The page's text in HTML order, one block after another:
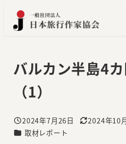
バルカン半島4
（1）
投稿日
2024年7月26日
更新日
2024年10
カテゴリー
取材レポート